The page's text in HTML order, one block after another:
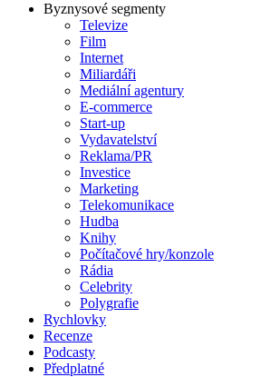
Byznysové segmenty
Televize
Film
Internet
Miliardáři
Mediální agentury
E-commerce
Start-up
Vydavatelství
Reklama/PR
Investice
Marketing
Telekomunikace
Hudba
Knihy
Počítačové hry/konzole
Rádia
Celebrity
Polygrafie
Rychlovky
Recenze
Podcasty
Předplatné